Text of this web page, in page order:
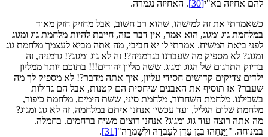
להם אחיזה בא"י[30]
. האחיזה נגמרה.
כשאמרתי את זה למישהו, שהוא רב חשוב, אבל מחזיק חזק מאוד
במלחמת גוג ומגוג, הוא אמר, אין דבר כזה, חייבת להיות מלחמת גוג ומגוג
לפני ביאת המשיח. אמרתי לו יא חביבי, מה אתה מביא לעצמך מלחמת גוג
ומגוג? לא מספיק מה שעברנו בגרמניה?! זה לא גוג ומגוג?! גרמניה, זה
בדיוק התרגום של הגוג ומגוג. ששה מליון יהודים!!! בתוכם יותר ממליון
ילדים צדיקים קדושים חסידי עליון, איך אתה מדבר?! לא מספיק לך מה
שעבר? אז תוסיף את האבנים שיחסית הם קטנות, אבל הם גדולות
בשבילנו. מלחמת השחרור, מלחמת סיני, ששת הימים, מלחמת כיפור,
מלחמת שלום הגליל, ועד עכשיו אנחנו איתם במלחמה, זה לא גוג ומגוג?
מה אתה רוצה עוד גוג ומגוג? אנחנו רוצים משיח ברחמים. בחמלה.
במנוחה. "וַיַּנִּחֵהוּ בְגַן עֵדֶן לְעָבְדָהּ וּלְשָׁמְרָהּ"[31]
.